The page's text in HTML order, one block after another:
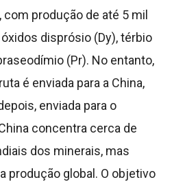
produção de até 5 mil
disprósio (Dy), térbio
(Pr). No entanto,
é enviada para a China,
enviada para o
concentra cerca de
dos minerais, mas
produção global. O objetivo